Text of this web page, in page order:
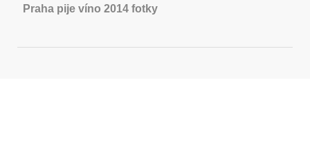
Praha pije víno 2014 fotky